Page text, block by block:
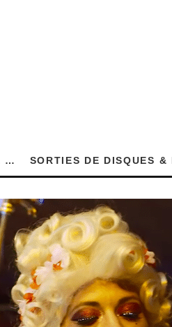
… SORTIES DE DISQUES &